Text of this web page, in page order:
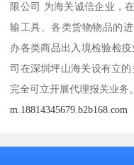
限公司 为海关诚信企业，
输工具、各类货物物品的
办各类商品出入境检验检
司在深圳坪山海关设有立
完全可立开展代理报关业务。
m.18814345679.b2b168.com